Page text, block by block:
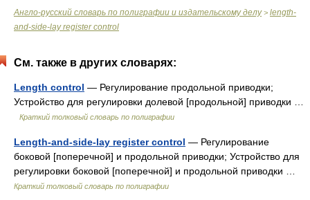
Англо-русский словарь по полиграфии и издательскому делу> length-
and-side-lay register control
См. также в других словарях:
Length control — Регулирование продольной приводки;
Устройство для регулировки долевой [продольной] приводки …
Краткий толковый словарь по полиграфии
Length-and-side-lay register control — Регулирование
боковой [поперечной] и продольной приводки; Устройство для
регулировки боковой [поперечной] и продольной приводки …
Краткий толковый словарь по полиграфии